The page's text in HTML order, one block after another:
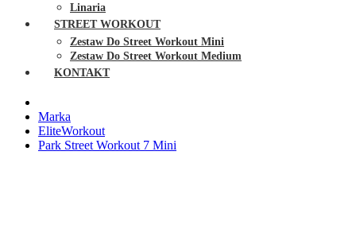
Linaria
STREET WORKOUT
Zestaw Do Street Workout Mini
Zestaw Do Street Workout Medium
KONTAKT
Marka
EliteWorkout
Park Street Workout 7 Mini